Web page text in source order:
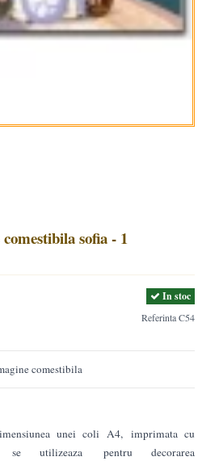
sofia - 1
ReferintaC54
In stoc
comestibila
unei coli A4, imprimata cu
se utilizeaza pentru decorarea